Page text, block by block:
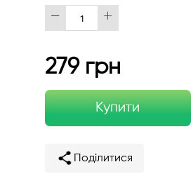
279 грн
Купити
Поділитися